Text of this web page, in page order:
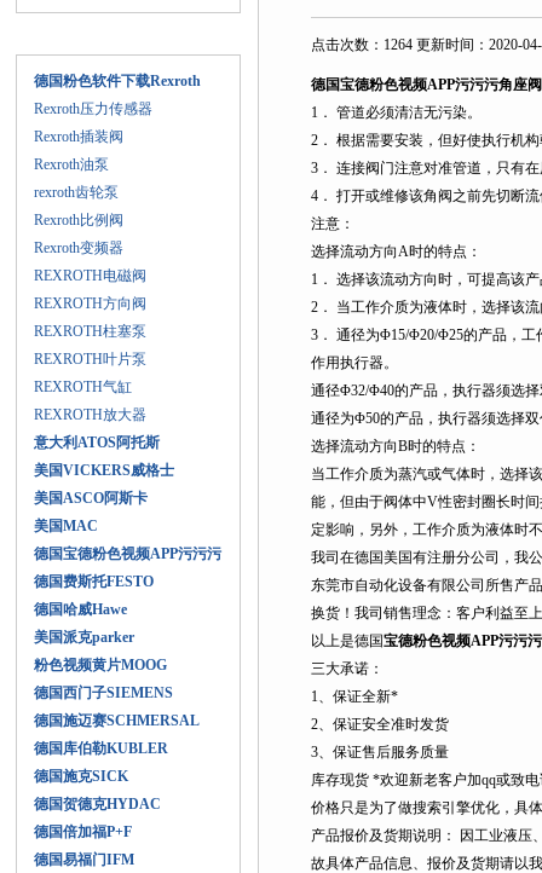
德国粉色软件下载Rexroth
Rexroth压力传感器
Rexroth插装阀
Rexroth油泵
rexroth齿轮泵
Rexroth比例阀
Rexroth变频器
REXROTH电磁阀
REXROTH方向阀
REXROTH柱塞泵
REXROTH叶片泵
REXROTH气缸
REXROTH放大器
意大利ATOS阿托斯
美国VICKERS威格士
美国ASCO阿斯卡
美国MAC
德国宝德粉色视频APP污污污
德国费斯托FESTO
德国哈威Hawe
美国派克parker
粉色视频黄片MOOG
德国西门子SIEMENS
德国施迈赛SCHMERSAL
德国库伯勒KUBLER
德国施克SICK
德国贺德克HYDAC
德国倍加福P+F
德国易福门IFM
点击次数：1264 更新时间：2020-
德国宝德粉色视频APP污污污角座阀
1． 管道必须清洁无污染。
2． 根据需要安装，但好使执行机构
3． 连接阀门注意对准管道，只有
4． 打开或维修该角阀之前先切断流
注意：
选择流动方向A时的特点：
1． 选择该流动方向时，可提高该产
2． 当工作介质为液体时，选择该流
3． 通径为Φ15/Φ20/Φ25的产品，
作用执行器。
通径Φ32/Φ40的产品，执行器须选
通径为Φ50的产品，执行器须选择双
选择流动方向B时的特点：
当工作介质为蒸汽或气体时，选择
能，但由于阀体中V性密封圈长时
定影响，另外，工作介质为液体时
我司在德国美国有注册分公司，
东莞市自动化设备有限公司所售产品
换货！我司销售理念：客户利益至上
以上是德国宝德粉色视频APP污污
三大承诺：
1、保证全新*
2、保证安全准时发货
3、保证售后服务质量
库存现货 *欢迎新老客户加qq或致
价格只是为了做搜索引擎优化，具体
产品报价及货期说明： 因工业液压
故具体产品信息、报价及货期请以